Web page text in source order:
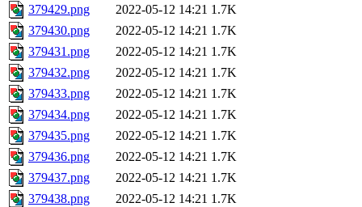
379429.png
2022-05-12 14:21 1.7K
379430.png
2022-05-12 14:21 1.7K
379431.png
2022-05-12 14:21 1.7K
379432.png
2022-05-12 14:21 1.7K
379433.png
2022-05-12 14:21 1.7K
379434.png
2022-05-12 14:21 1.7K
379435.png
2022-05-12 14:21 1.7K
379436.png
2022-05-12 14:21 1.7K
379437.png
2022-05-12 14:21 1.7K
379438.png
2022-05-12 14:21 1.7K